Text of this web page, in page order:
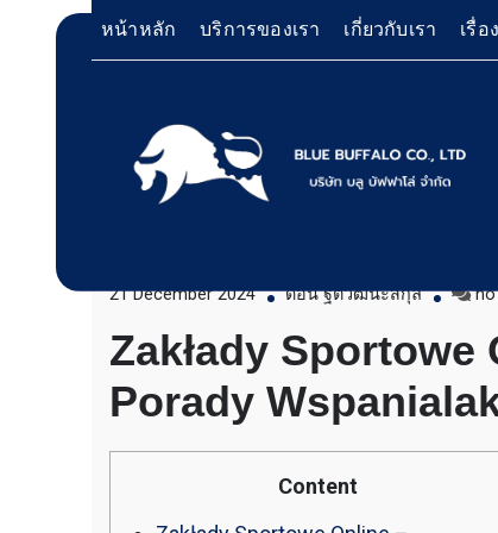
หน้าหลัก บริการของเรา เกี่ยวกับเรา เรื่อ
Bluebuffalo บลูบัฟฟ
ให้บริการเช่าเครื่องจั
อย่างมืออาชีพ
เครื่องจักรที่นำมาบริการเป็นเครื่องจักรรุ่นใ
ทำงานรวดเร็ว ได้ผลงานที่คุ้มค่า ราคายุติธ
วู๊ดชิป ตักแร่ ตักสินค้าต่างๆ ขนย้ายเครื่องจั
เทลเลอร์ รถพื้นเรียบชานต่ำ (Low bed) ขน
รถพ่วงดั๊มพ์ จำหน่ายดิน หิน ทราย รับเหมา
CAT 950 รถตัก Komatsu WA 380 WA 320
แบ็คโฮ Kobelco SK 210 บูมยาว SK 200 SK
Zakłady Bukmacherskie,
21 December 2024 ดอน ฐิตวัฒนะสกุล
Zakłady
Porady
Content